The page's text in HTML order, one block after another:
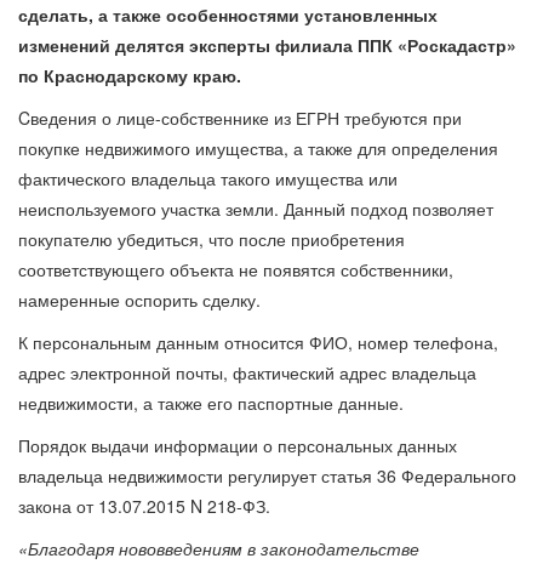
сделать, а также особенностями установленных
изменений делятся эксперты филиала ППК «Роскадастр»
по Краснодарскому краю.
Cведения о лице-собственнике из ЕГРН требуются при
покупке недвижимого имущества, а также для определения
фактического владельца такого имущества или
неиспользуемого участка земли. Данный подход позволяет
покупателю убедиться, что после приобретения
соответствующего объекта не появятся собственники,
намеренные оспорить сделку.
К персональным данным относится ФИО, номер телефона,
адрес электронной почты, фактический адрес владельца
недвижимости, а также его паспортные данные.
Порядок выдачи информации о персональных данных
владельца недвижимости регулирует статья 36 Федерального
закона от 13.07.2015 N 218-ФЗ.
«Благодаря нововведениям в законодательстве